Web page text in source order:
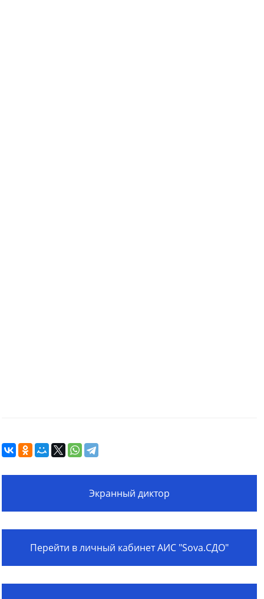
Экранный диктор
Перейти в личный кабинет АИС "Sova.СДО"